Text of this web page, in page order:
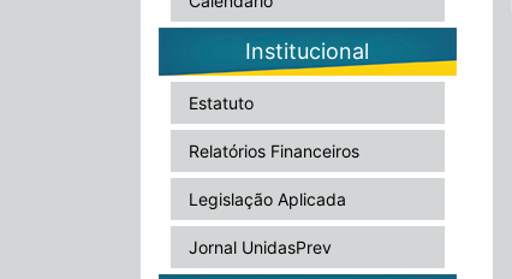
Institucional
Estatuto
Relatórios Financeiros
Legislação Aplicada
Jornal UnidasPrev